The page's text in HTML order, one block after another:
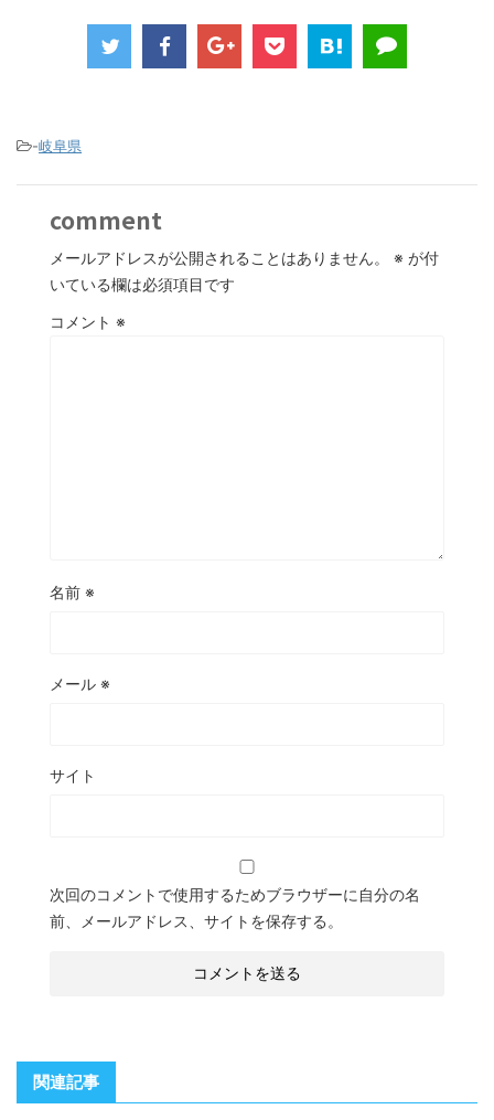
-岐阜県
comment
メールアドレスが公開されることはありません。 ※ が付
いている欄は必須項目です
コメント ※
名前 ※
メール ※
サイト
次回のコメントで使用するためブラウザーに自分の名
前、メールアドレス、サイトを保存する。
関連記事